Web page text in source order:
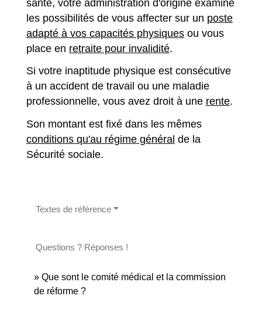
santé, votre administration d'origine examine
les possibilités de vous affecter sur un poste
adapté à vos capacités physiques ou vous
place en retraite pour invalidité.
Si votre inaptitude physique est consécutive
à un accident de travail ou une maladie
professionnelle, vous avez droit à une rente.
Son montant est fixé dans les mêmes
conditions qu'au régime général de la
Sécurité sociale.
Textes de référence
Questions ? Réponses !
Que sont le comité médical et la commission
de réforme ?